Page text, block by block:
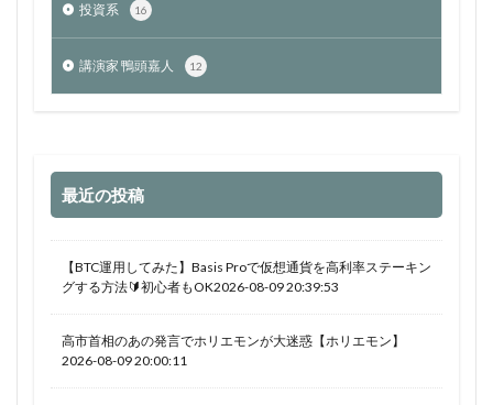
投資系 16
講演家 鴨頭嘉人 12
最近の投稿
【BTC運用してみた】Basis Proで仮想通貨を高利率ステーキン
グする方法🔰初心者もOK2026-08-09 20:39:53
高市首相のあの発言でホリエモンが大迷惑【ホリエモン】
2026-08-09 20:00:11